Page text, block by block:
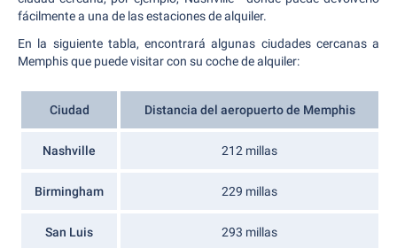
fácilmente a una de las estaciones de alquiler.
En la siguiente tabla, encontrará algunas ciudades cercanas a
Memphis que puede visitar con su coche de alquiler:
Ciudad Distancia del aeropuerto de Memphis
Nashville 212 millas
Birmingham 229 millas
San Luis 293 millas